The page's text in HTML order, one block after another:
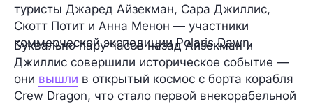
туристы Джаред Айзекман, Сара Джиллис,
Скотт Потит и Анна Менон — участники
коммерческой экспедицииPolaris Dawn.
Буквально пару часов назад Айзекман и
Джиллис совершили историческое событие —
они вышли в открытый космос с борта корабля
Crew Dragon, что стало первой внекорабельной